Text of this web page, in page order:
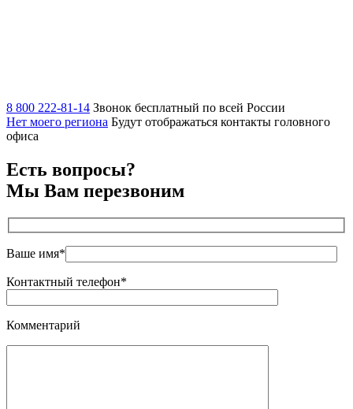
8 800 222-81-14 Звонок бесплатный по всей России
Нет моего региона Будут отображаться контакты головного
офиса
Есть вопросы?
Мы Вам перезвоним
Ваше имя*
Контактный телефон*
Комментарий